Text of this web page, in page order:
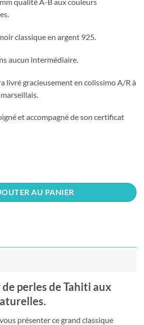
classique en argent 925.
aucun intermédiaire.
livré gracieusement en colissimo A/R à
et accompagné de son certificat
AU PANIER
perles de Tahiti aux
vous présenter ce grand classique